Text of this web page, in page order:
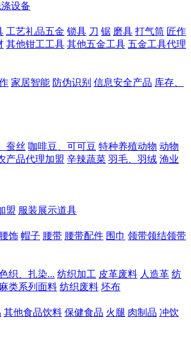
设备
工艺礼品五金 锁具 刀 锯 磨具 打气筒 匠作
其他钳工工具 其他五金工具 五金工具代理
家居智能 防伪识别 信息安全产品 库存、
蚕丝 咖啡豆、可可豆 特种养殖动物 动物
产品代理加盟 辛辣蔬菜 羽毛、羽绒 渔业
盟 服装展示道具
饰 帽子 腰带 腰带配件 围巾 领带领结领带
织、扎染... 纺织加工 皮革废料 人造革 纺
麻类系列面料 纺织废料 坯布
其他食品饮料 保健食品 火腿 肉制品 冲饮